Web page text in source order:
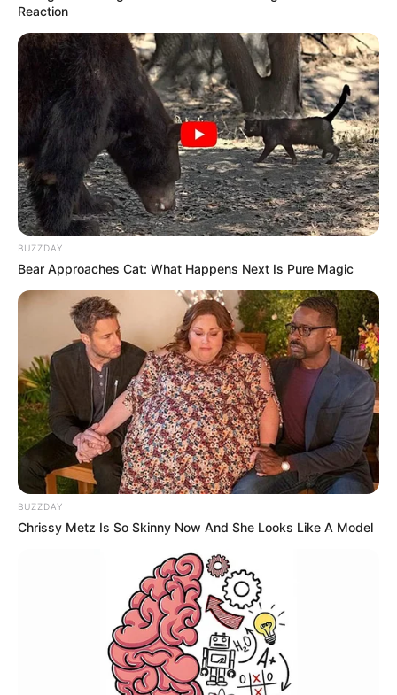
Reaction
BUZZDAY
Bear Approaches Cat: What Happens Next Is Pure Magic
BUZZDAY
Chrissy Metz Is So Skinny Now And She Looks Like A Model